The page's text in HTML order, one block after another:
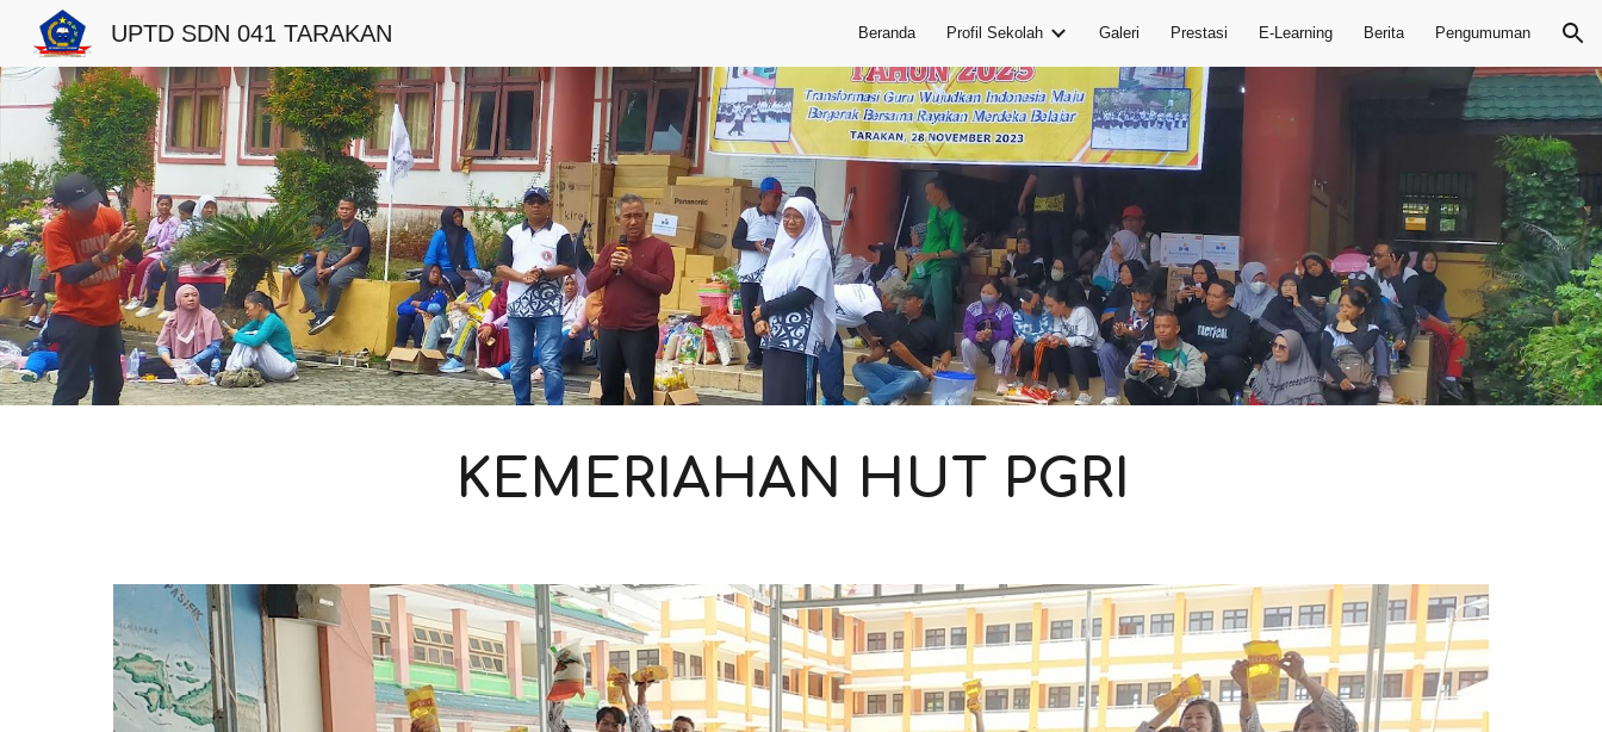
Skip to navigation
UPTD SDN 041 TARAKAN Beranda Profil Sekolah Galeri Prestasi E-Learning Berita Pengumuman
KEMERIAHAN HUT PGRI